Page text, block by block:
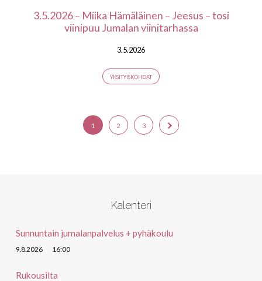
3.5.2026 – Miika Hämäläinen – Jeesus – tosi
viinipuu Jumalan viinitarhassa
3.5.2026
YKSITYISKOHDAT
1 2 3
Kalenteri
Sunnuntain jumalanpalvelus + pyhäkoulu
9.8.2026 16:00
Rukousilta